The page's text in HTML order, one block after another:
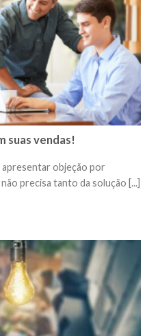
suas vendas!
objeção por
precisa tanto da solução [...]